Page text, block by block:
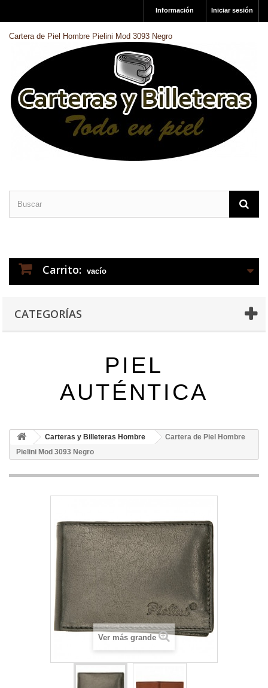
Iniciar sesión
Información
Cartera de Piel Hombre Pielini Mod 3093 Negro
Carrito: vacío
CATEGORÍAS
PIEL
AUTÉNTICA
Carteras y Billeteras Hombre
Cartera de Piel Hombre
Pielini Mod 3093 Negro
Ver más grande